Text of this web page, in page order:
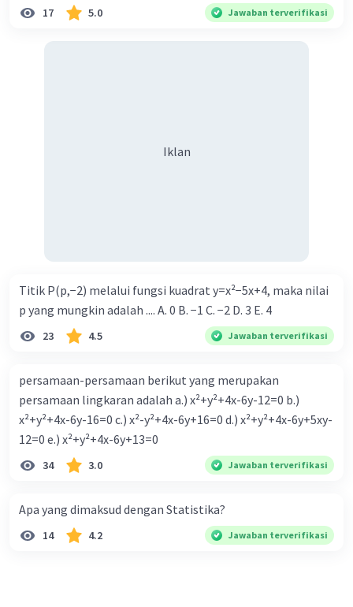
17 5.0 Jawaban terverifikasi
Iklan
Titik P(p,−2) melalui fungsi kuadrat y=x²−5x+4, maka nilai
p yang mungkin adalah .... A. 0 B. −1 C. −2 D. 3 E. 4
23 4.5 Jawaban terverifikasi
persamaan-persamaan berikut yang merupakan
persamaan lingkaran adalah a.) x²+y²+4x-6y-12=0 b.)
x²+y²+4x-6y-16=0 c.) x²-y²+4x-6y+16=0 d.) x²+y²+4x-6y+5xy-
12=0 e.) x²+y²+4x-6y+13=0
34 3.0 Jawaban terverifikasi
Apa yang dimaksud dengan Statistika?
14 4.2 Jawaban terverifikasi